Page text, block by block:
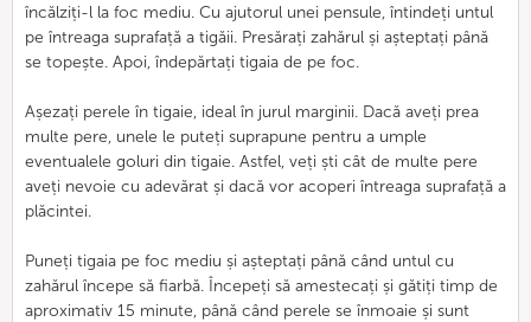
încălziți-l la foc mediu. Cu ajutorul unei pensule, întindeți untul
pe întreaga suprafață a tigăii. Presărați zahărul și așteptați până
se topește. Apoi, îndepărtați tigaia de pe foc.
Așezați perele în tigaie, ideal în jurul marginii. Dacă aveți prea
multe pere, unele le puteți suprapune pentru a umple
eventualele goluri din tigaie. Astfel, veți ști cât de multe pere
aveți nevoie cu adevărat și dacă vor acoperi întreaga suprafață a
plăcintei.
Puneți tigaia pe foc mediu și așteptați până când untul cu
zahărul începe să fiarbă. Începeți să amestecați și gătiți timp de
aproximativ 15 minute, până când perele se înmoaie și sunt